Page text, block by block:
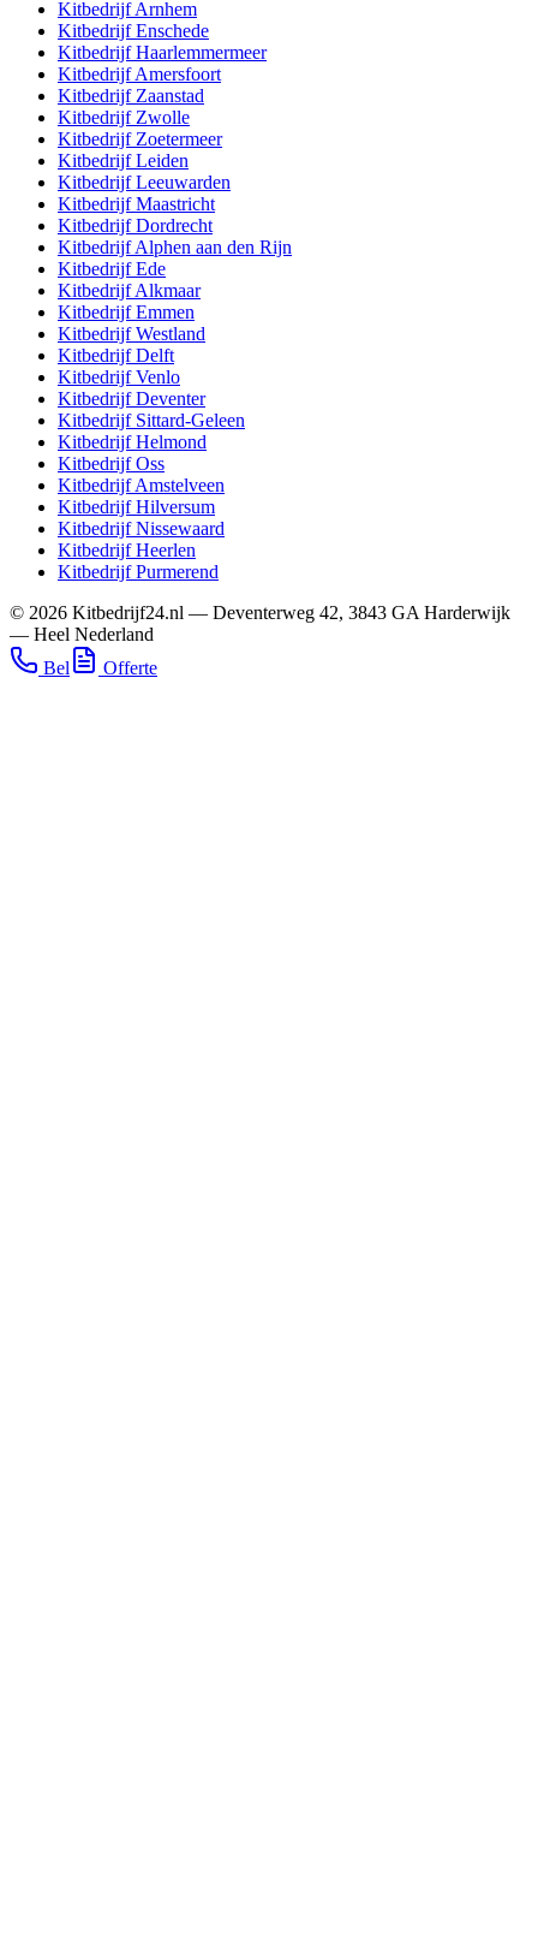
KitbedrijfArnhem
KitbedrijfEnschede
KitbedrijfHaarlemmermeer
KitbedrijfAmersfoort
Kitbedrijf Zaanstad
Kitbedrijf Zwolle
Kitbedrijf Zoetermeer
KitbedrijfLeiden
KitbedrijfLeeuwarden
KitbedrijfMaastricht
KitbedrijfDordrecht
KitbedrijfAlphen aan den Rijn
KitbedrijfEde
KitbedrijfAlkmaar
KitbedrijfEmmen
KitbedrijfWestland
KitbedrijfDelft
KitbedrijfVenlo
KitbedrijfDeventer
Kitbedrijf Sittard-Geleen
KitbedrijfHelmond
KitbedrijfOss
KitbedrijfAmstelveen
KitbedrijfHilversum
KitbedrijfNissewaard
KitbedrijfHeerlen
KitbedrijfPurmerend
© 2026 Kitbedrijf24.nl — Deventerweg 42, 3843 GA Harderwijk
— Heel Nederland
Bel
Offerte